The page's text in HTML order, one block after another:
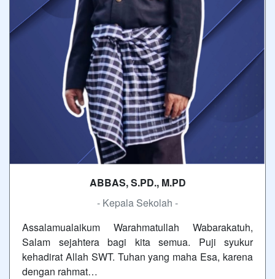
ABBAS, S.PD., M.PD
- Kepala Sekolah -
Assalamualaikum Warahmatullah Wabarakatuh,
Salam sejahtera bagi kita semua. Puji syukur
kehadirat Allah SWT. Tuhan yang maha Esa, karena
dengan rahmat…